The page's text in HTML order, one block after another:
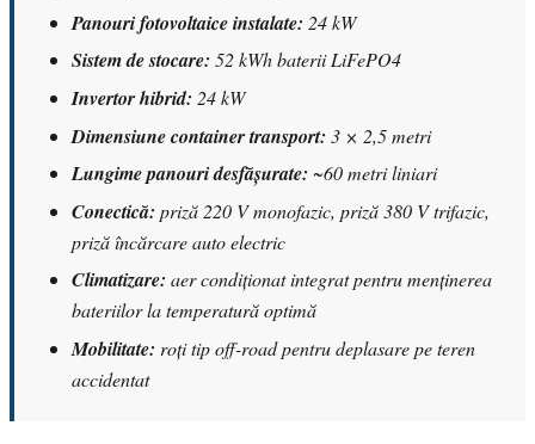
Panouri fotovoltaice instalate: 24 kW
Sistem de stocare: 52 kWh baterii LiFePO4
Invertor hibrid: 24 kW
Dimensiune container transport: 3 × 2,5 metri
Lungime panouri desfășurate: ~60 metri liniari
Conectică: priză 220 V monofazic, priză 380 V trifazic,
priză încărcare auto electric
Climatizare: aer condiționat integrat pentru menținerea
bateriilor la temperatură optimă
Mobilitate: roți tip off-road pentru deplasare pe teren
accidentat